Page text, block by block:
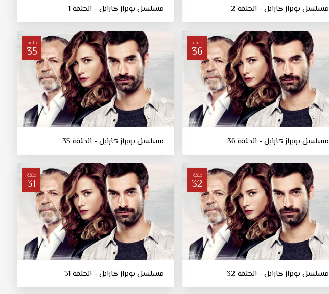
مسلسل بويراز كارايل - الحلقة 2 مسلسل بويراز كارايل - الحلقة 1
حلقة
36
مسلسل بويراز كارايل - الحلقة 36
حلقة
35
مسلسل بويراز كارايل - الحلقة 35
حلقة
32
مسلسل بويراز كارايل - الحلقة 32
حلقة
31
مسلسل بويراز كارايل - الحلقة 31